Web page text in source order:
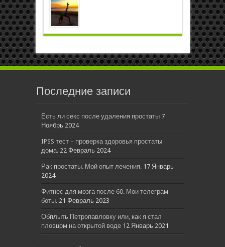
Последние записи
Есть ли секс после удаления простаты 7
Ноябрь 2024
IPSS тест – проверка здоровья простаты
дома. 22 Февраль 2024
Рак простаты. Мой опыт лечения. 17 Январь
2024
Фитнес для мозга после 60. Мои телеграм
боты. 21 Февраль 2023
Обплыть Петропавловку или, как я стал
пловцом на открытой воде 12 Январь 2021